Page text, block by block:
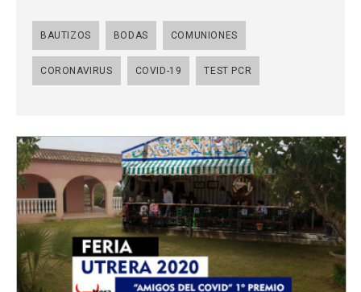
BAUTIZOS BODAS COMUNIONES
CORONAVIRUS COVID-19 TEST PCR